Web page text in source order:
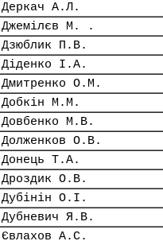
Деркач А.Л.
Джемілєв М. .
Дзюблик П.В.
Діденко І.А.
Дмитренко О.М.
Добкін М.М.
Довбенко М.В.
Долженков О.В.
Донець Т.А.
Дроздик О.В.
Дубінін О.І.
Дубневич Я.В.
Євлахов А.С.